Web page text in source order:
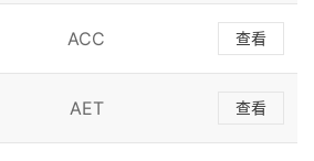
ACC 查看
AET 查看